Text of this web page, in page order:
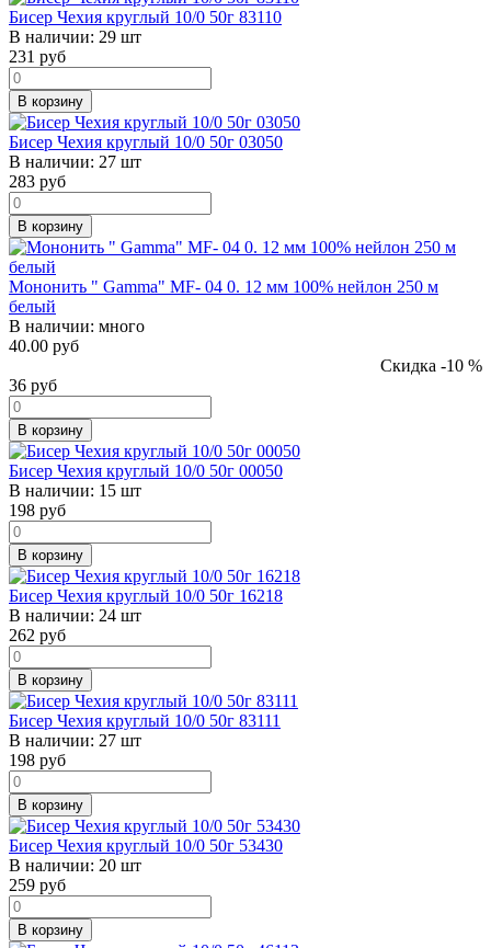
Бисер Чехия круглый 10/0 50г 83110
В наличии: 29 шт
231 руб
В корзину
Бисер Чехия круглый 10/0 50г 03050
В наличии: 27 шт
283 руб
В корзину
Мононить " Gamma" MF- 04 0. 12 мм 100% нейлон 250 м
белый
В наличии: много
40.00 руб
Скидка -10 %
36 руб
В корзину
Бисер Чехия круглый 10/0 50г 00050
В наличии: 15 шт
198 руб
В корзину
Бисер Чехия круглый 10/0 50г 16218
В наличии: 24 шт
262 руб
В корзину
Бисер Чехия круглый 10/0 50г 83111
В наличии: 27 шт
198 руб
В корзину
Бисер Чехия круглый 10/0 50г 53430
В наличии: 20 шт
259 руб
В корзину